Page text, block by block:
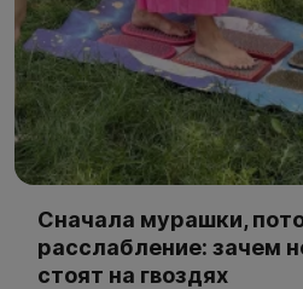
Сначала мурашки,
расслабление: зачем
стоят на гвоздях